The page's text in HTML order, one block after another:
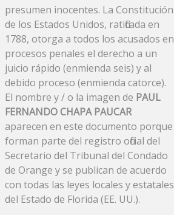
presumen inocentes. La Constitución
de los Estados Unidos, ratificada en
1788, otorga a todos los acusados ​​en
procesos penales el derecho a un
juicio rápido (enmienda seis) y al
debido proceso (enmienda catorce).
El nombre y / o la imagen de PAUL
FERNANDO CHAPA PAUCAR
aparecen en este documento porque
forman parte del registro oficial del
Secretario del Tribunal del Condado
de Orange y se publican de acuerdo
con todas las leyes locales y estatales
del Estado de Florida (EE. UU.).